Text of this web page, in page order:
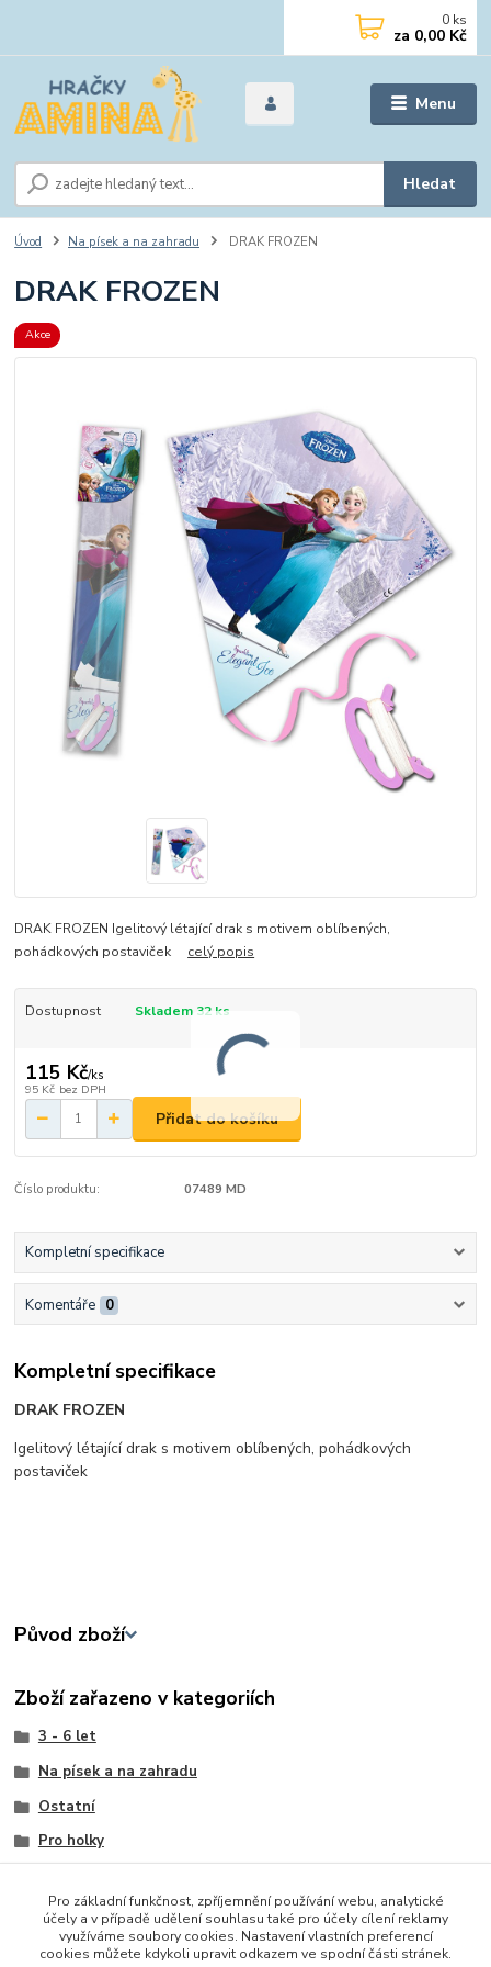
Menu
Hledat
0 ks
za 0,00 Kč
Úvod Na písek a na zahradu DRAK FROZEN
DRAK FROZEN
Akce
DRAK FROZEN Igelitový létající drak s motivem oblíbených,
pohádkových postaviček celý popis
Dostupnost Skladem 32 ks
115 Kč/ks
95 Kč bez DPH
Přidat do košíku
Číslo produktu: 07489 MD
Kompletní specifikace
Komentáře 0
Kompletní specifikace
DRAK FROZEN
Igelitový létající drak s motivem oblíbených, pohádkových
postaviček
Původ zboží
Zboží zařazeno v kategoriích
3 - 6 let
Na písek a na zahradu
Ostatní
Pro holky
Sportovní potřeby a hry
Ostatní
Pro základní funkčnost, zpříjemnění používání webu, analytické
účely a v případě udělení souhlasu také pro účely cílení reklamy
využíváme soubory cookies. Nastavení vlastních preferencí
cookies můžete kdykoli upravit odkazem ve spodní části stránek.